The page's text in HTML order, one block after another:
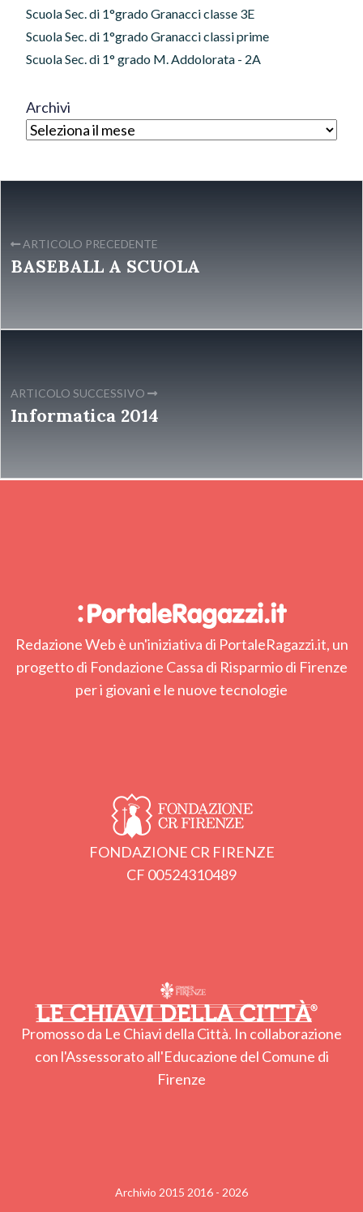
Scuola Sec. di 1°grado Granacci classe 3E
Scuola Sec. di 1°grado Granacci classi prime
Scuola Sec. di 1° grado M. Addolorata - 2A
Archivi
ARTICOLO PRECEDENTE
BASEBALL A SCUOLA
ARTICOLO SUCCESSIVO
Informatica 2014
Redazione Web è un'iniziativa di PortaleRagazzi.it, un
progetto di Fondazione Cassa di Risparmio di Firenze
per i giovani e le nuove tecnologie
FONDAZIONE CR FIRENZE
CF 00524310489
Promosso da Le Chiavi della Città. In collaborazione
con l'Assessorato all'Educazione del Comune di
Firenze
Archivio 2015 2016 - 2026